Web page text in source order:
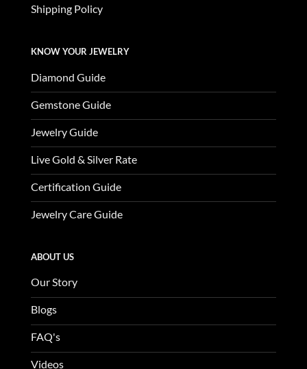
Shipping Policy
KNOW YOUR JEWELRY
Diamond Guide
Gemstone Guide
Jewelry Guide
Live Gold & Silver Rate
Certification Guide
Jewelry Care Guide
ABOUT US
Our Story
Blogs
FAQ's
Videos